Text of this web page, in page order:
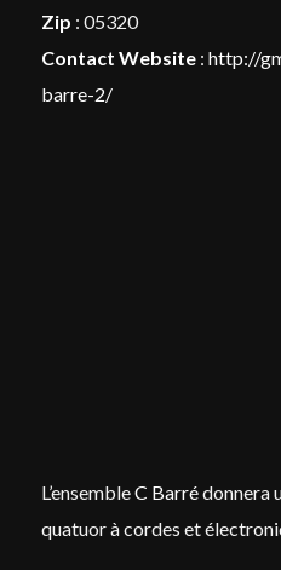
Zip : 05320
Contact Website :http://
barre-2/
L’ensembleC Barrédonnera
quatuor à cordes et